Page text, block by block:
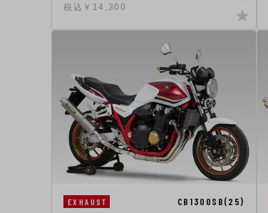
税込￥14,300
EXHAUST CB1300SB(25)